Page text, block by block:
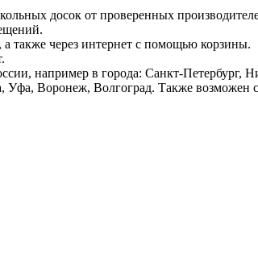
досок от проверенных
также через интернет с помощью корзины.
например в города: Санкт-
Воронеж, Волгоград. Также возможен